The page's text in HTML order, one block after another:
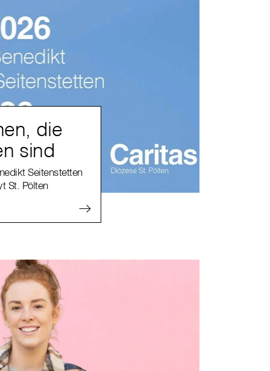
die
sind
Seitenstetten
St. Pölten